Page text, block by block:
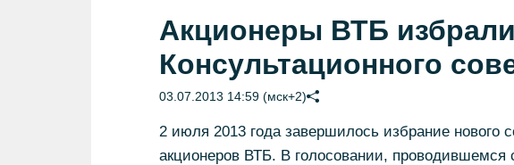
Акционеры ВТБ
Консультационного
03.07.2013 14:59 (мск+2)
2 июля 2013 года завершилось избрание нового
акционеров ВТБ. В голосовании, проводившемся